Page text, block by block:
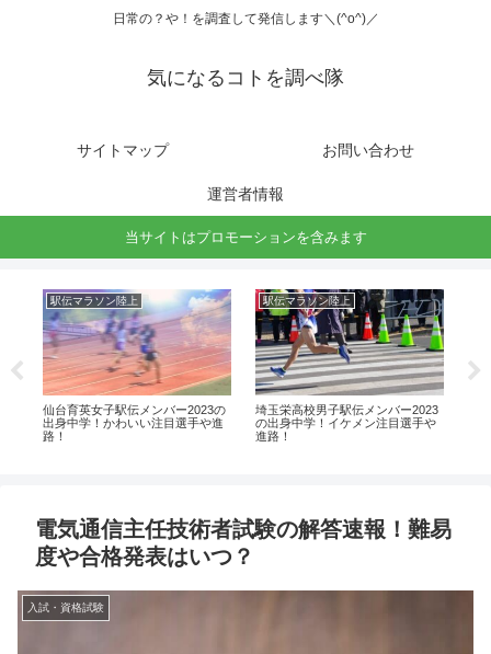
日常の？や！を調査して発信します＼(^o^)／
気になるコトを調べ隊
サイトマップ お問い合わせ
運営者情報
当サイトはプロモーションを含みます
駅伝マラソン陸上
仙台育英女子駅伝メンバー2023の
出身中学！かわいい注目選手や進
路！
駅伝マラソン陸上
埼玉栄高校男子駅伝メンバー2023
の出身中学！イケメン注目選手や
進路！
電気通信主任技術者試験の解答速報！難易
度や合格発表はいつ？
入試・資格試験